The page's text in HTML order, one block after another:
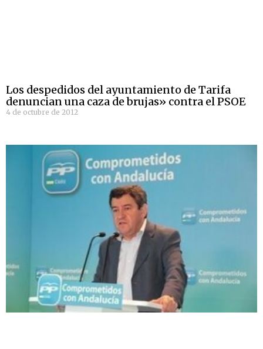
Los despedidos del ayuntamiento de Tarifa
denuncian una caza de brujas» contra el PSOE
4 de octubre de 2012